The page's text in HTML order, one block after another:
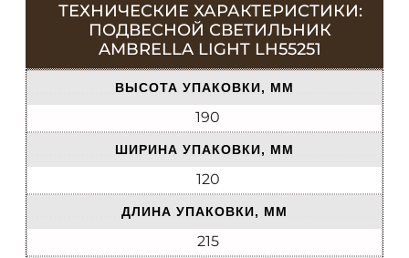
ТЕХНИЧЕСКИЕ ХАРАКТЕРИСТИКИ:
ПОДВЕСНОЙ СВЕТИЛЬНИК
AMBRELLA LIGHT LH55251
ВЫСОТА УПАКОВКИ, ММ
190
ШИРИНА УПАКОВКИ, ММ
120
ДЛИНА УПАКОВКИ, ММ
215